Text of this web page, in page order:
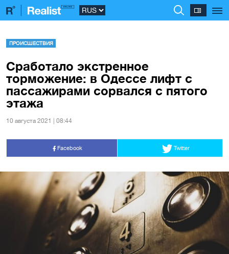
ПРОИСШЕСТВИЯ
Сработало экстренное
торможение: в Одессе лифт с
пассажирами сорвался с пятого
этажа
10 августа 2021 | 08:44
Facebook Twitter